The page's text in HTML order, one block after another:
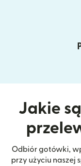
Jakie
Odbiór gotówki,
przy użyciu naszej